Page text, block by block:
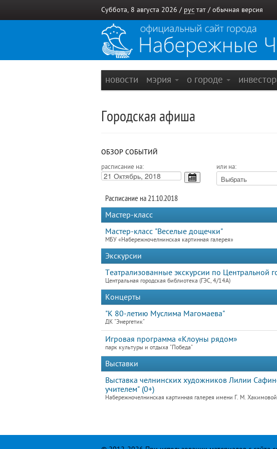
Суббота, 8 августа 2026 / рус тат / обычная версия
новости мэрия о городе
Городская афиша
ОБЗОР СОБЫТИЙ
расписание на: или на:
Расписание на 21.10.2018
Мастер-класс
Мастер-класс "Веселые дощечки"
МБУ «Набережночелнинская картинная галерея»
Экскурсии
Театрализованные экскурсии по Центральной
Центральная городская библиотека (ГЭС, 4/14А)
Концерты
"К 80-летию Муслима Магомаева"
ДК "Энергетик"
Игровая программа «Клоуны рядом»
парк культуры и отдыха "Победа"
Выставки
Выставка челнинских художников Лилии
учителем" (0+)
Набережночелнинская картинная галерея имени Г. М. Хакимовой